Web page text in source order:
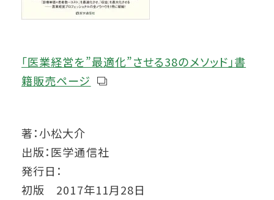
「医業経営を”最適化”させる38のメソッド」書
籍販売ページ
著：小松大介
出版：医学通信社
発行日：
初版 2017年11月28日